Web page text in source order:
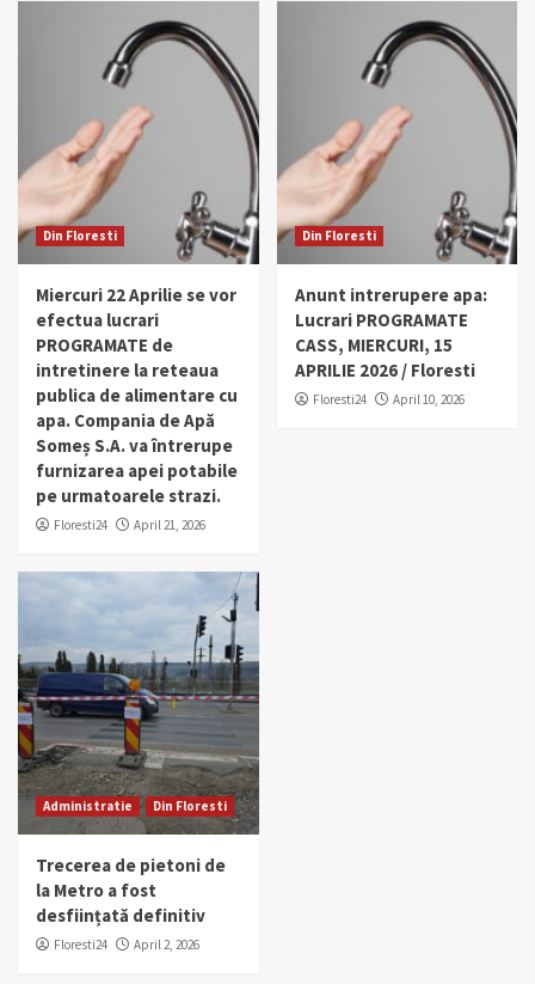
Din Floresti
Miercuri 22 Aprilie se vor
efectua lucrari
PROGRAMATE de
intretinere la reteaua
publica de alimentare cu
apa. Compania de Apă
Someș S.A. va întrerupe
furnizarea apei potabile
pe urmatoarele strazi.
Floresti24 April 21, 2026
Din Floresti
Anunt intrerupere apa:
Lucrari PROGRAMATE
CASS, MIERCURI, 15
APRILIE 2026 / Floresti
Floresti24 April 10, 2026
Administratie Din Floresti
Trecerea de pietoni de
la Metro a fost
desființată definitiv
Floresti24 April 2, 2026